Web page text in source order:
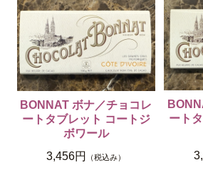
BONNAT ボナ／チョコレ
ートタブレット コートジ
ボワール
3,456円
（税込み）
ート